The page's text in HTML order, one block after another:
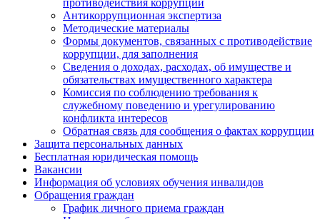
Антикоррупционная экспертиза
Методические материалы
Формы документов, связанных с противодействие
коррупции, для заполнения
Сведения о доходах, расходах, об имуществе и
обязательствах имущественного характера
Комиссия по соблюдению требования к
служебному поведению и урегулированию
конфликта интересов
Обратная связь для сообщения о фактах коррупции
Защита персональных данных
Бесплатная юридическая помощь
Вакансии
Информация об условиях обучения инвалидов
Обращения граждан
График личного приема граждан